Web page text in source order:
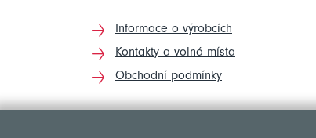
Informace o výrobcích
Kontakty a volná místa
Obchodní podmínky